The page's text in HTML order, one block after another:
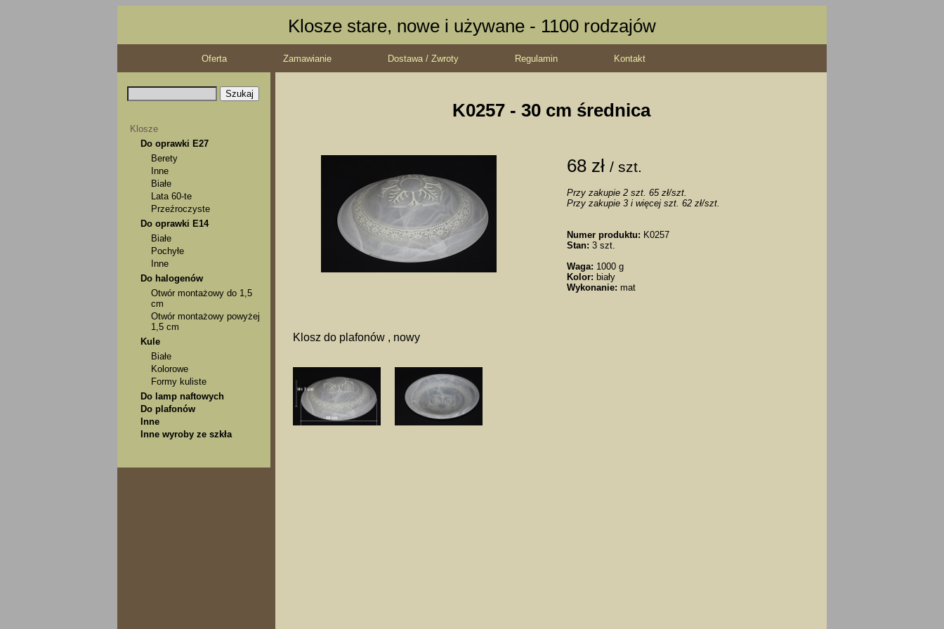
Klosze stare, nowe i używane - 1100 rodzajów
Oferta Zamawianie Dostawa / Zwroty Regulamin Kontakt
Klosze
Do oprawki E27
Berety
Inne
Białe
Lata 60-te
Przeźroczyste
Do oprawki E14
Białe
Pochyłe
Inne
Do halogenów
Otwór montażowy do 1,5
cm
Otwór montażowy powyżej
1,5 cm
Kule
Białe
Kolorowe
Formy kuliste
Do lamp naftowych
Do plafonów
Inne
Inne wyroby ze szkła
K0257 - 30 cm średnica
68 zł / szt.
Przy zakupie 2 szt. 65 zł/szt.
Przy zakupie 3 i więcej szt. 62 zł/szt.
Numer produktu: K0257
Stan: 3 szt.
Waga: 1000 g
Kolor: biały
Wykonanie: mat
Klosz do plafonów , nowy